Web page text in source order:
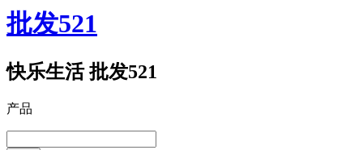
批发521
快乐生活 批发521
产品